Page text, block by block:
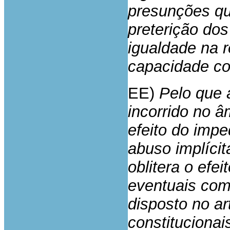
presunções
preterição
igualdade na
capacidade
EE) Pelo que
incorrido no
efeito do
abuso
oblitera o
eventuais
disposto no